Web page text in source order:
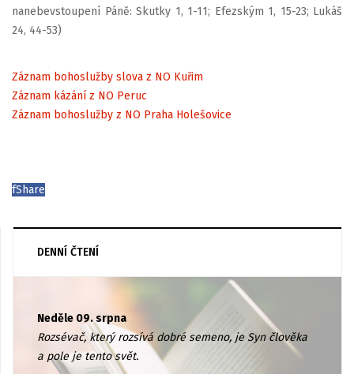
nanebevstoupení Páně: Skutky 1, 1-11; Efezským 1, 15-23; Lukáš
24, 44-53)
Záznam bohoslužby slova z NO Kuřim
Záznam kázání z NO Peruc
Záznam bohoslužby z NO Praha Holešovice
fShare
DENNÍ ČTENÍ
Neděle 09. srpna
Rozsévač, který rozsívá dobré semeno, je Syn člověka
a pole je tento svět.